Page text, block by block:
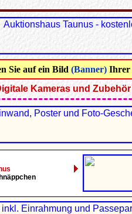
Sie auf ein Bild (Banner) Ihrer
Kameras und Zubehör